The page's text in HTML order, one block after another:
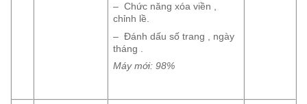
– Chức năng xóa viền ,
chỉnh lề.
– Đánh dấu số trang , ngày
tháng .
Máy mới: 98%